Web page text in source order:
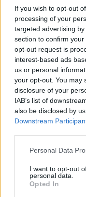
If you wish to opt-out
processing of your
targeted advertising
section to confirm
opt-out request is
interest-based ads
us or personal
your opt-out. You may
disclosure of your
IAB’s list of
also be disclosed by
Downstream
Please note that this
not limited to your visit
grant or deny consent
use your data for
Personal Data
I want to opt-out
personal data.
Opted In
Šīm 3
augusts
gatavs